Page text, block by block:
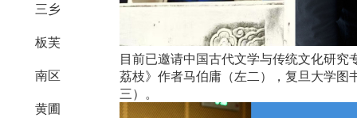
三乡
板芙
南区
黄圃
目前已邀请中国古代文学与传统文化研
荔枝》作者马伯庸（左二），复旦大学
三）。